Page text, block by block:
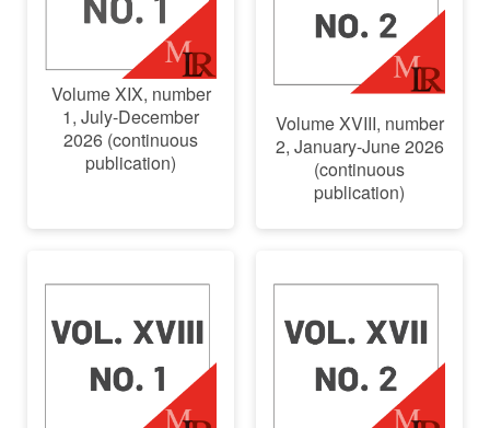
Volume XIX, number
1, July-December
2026 (continuous
publication)
Volume XVIII, number
2, January-June 2026
(continuous
publication)